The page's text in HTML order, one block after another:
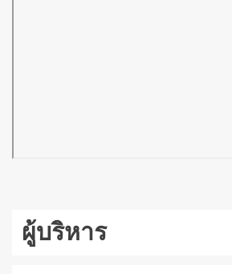
ผู้บริหาร